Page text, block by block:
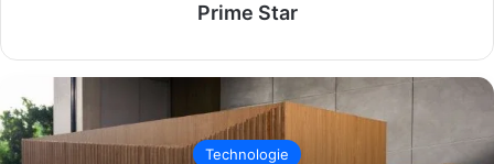
Prime Star
Technologie